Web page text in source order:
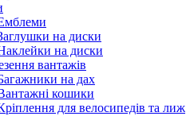
на диски
на диски
вантажів
на дах
кошики
для велосипедів та лиж